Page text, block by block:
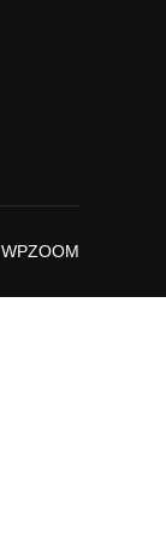
WPZOOM